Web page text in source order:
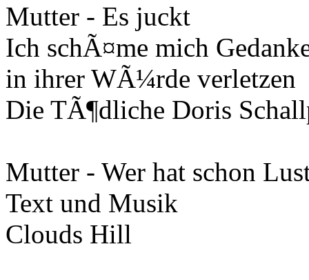
Mutter - Es juckt
Ich schÃ¤me mich
in ihrer WÃ¼rde verletzen
Die TÃ¶dliche Doris
Mutter - Wer hat schon
Text und Musik
Clouds Hill